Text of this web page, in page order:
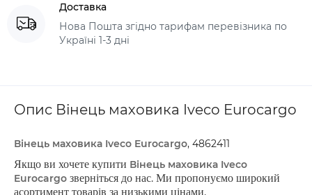
Доставка
Нова Пошта згідно тарифам перевізника по
Україні 1-3 дні
Опис Вінець маховика Iveco Eurocargo
Вінець маховика Iveco Eurocargo, 4862411
Якщо ви хочете купити Вінець маховика Iveco
Eurocargo зверніться до нас. Ми пропонуємо широкий
асортимент товарів за низькими цінами.